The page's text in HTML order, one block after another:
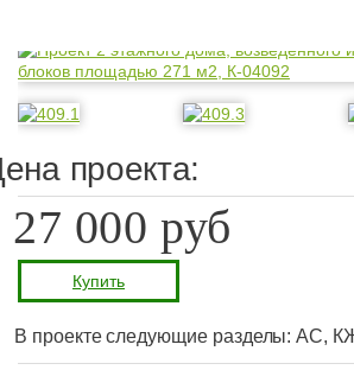
проекта:
27 000 руб
Купить
В проекте следующие разделы: АС,